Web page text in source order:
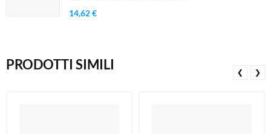
14,62 €
PRODOTTI SIMILI ❮ ❯